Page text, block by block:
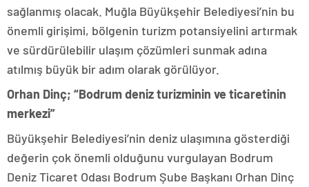
sağlanmış olacak. Muğla Büyükşehir Belediyesi’nin bu
önemli girişimi, bölgenin turizm potansiyelini artırmak
ve sürdürülebilir ulaşım çözümleri sunmak adına
atılmış büyük bir adım olarak görülüyor.
Orhan Dinç; “Bodrum deniz turizminin ve ticaretinin
merkezi”
Büyükşehir Belediyesi’nin deniz ulaşımına gösterdiği
değerin çok önemli olduğunu vurgulayan Bodrum
Deniz Ticaret Odası Bodrum Şube Başkanı Orhan Dinç